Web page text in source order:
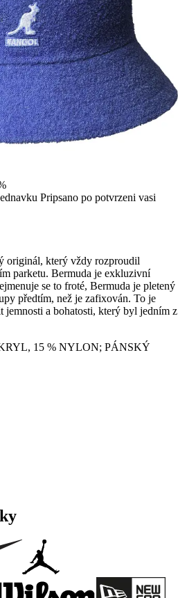
Pripsano po potvrzeni vasi
originál, který vždy rozproudil
parketu. Bermuda je exkluzivní
se to froté, Bermuda je pletený
předtím, než je zafixován. To je
jemnosti a bohatosti, který byl jedním z
15 % NYLON; PÁNSKÝ